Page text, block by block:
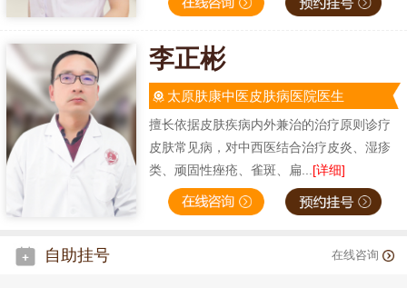
李正彬
太原肤康中医皮肤病医院医生
擅长依据皮肤疾病内外兼治的治疗原则诊疗
皮肤常见病，对中西医结合治疗皮炎、湿疹
类、顽固性痤疮、雀斑、扁...[详细]
自助挂号 在线咨询